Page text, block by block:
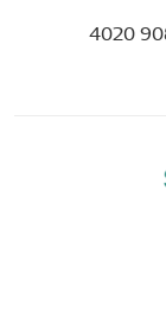
4020